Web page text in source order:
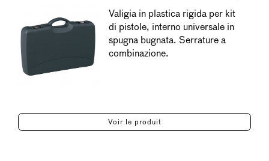
Valigia in plastica rigida per kit
di pistole, interno universale in
spugna bugnata. Serrature a
combinazione.
Voir le produit